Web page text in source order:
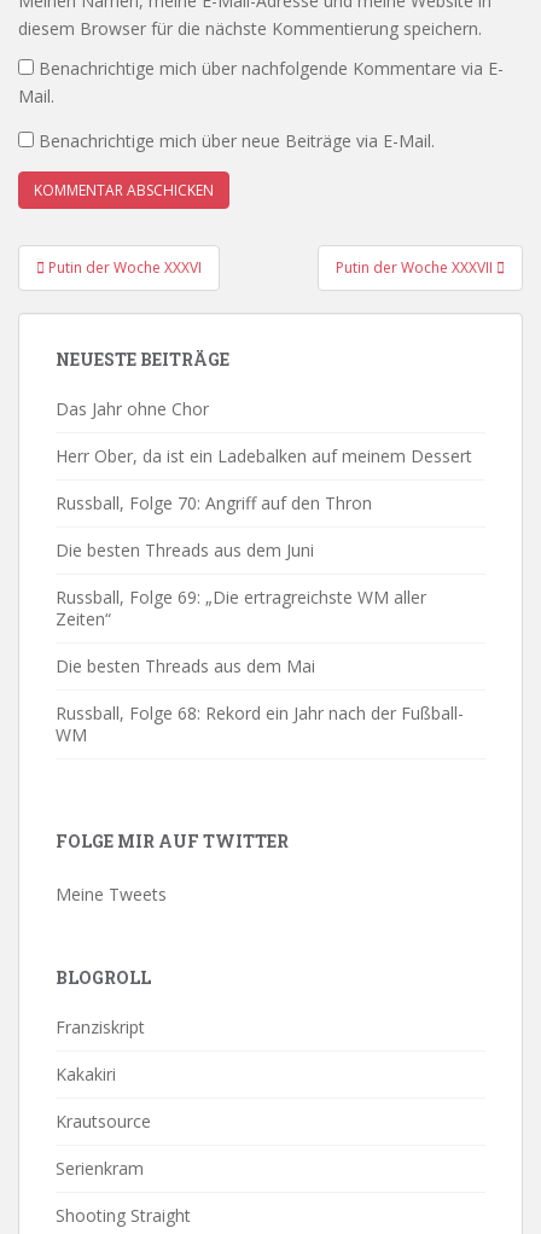
diesem Browser für die nächste Kommentierung speichern.
Benachrichtige mich über nachfolgende Kommentare via E-
Mail.
Benachrichtige mich über neue Beiträge via E-Mail.
Beitrags-
Navigation
Putin der Woche XXXVI Putin der Woche XXXVII
NEUESTE BEITRÄGE
Das Jahr ohne Chor
Herr Ober, da ist ein Ladebalken auf meinem Dessert
Russball, Folge 70: Angriff auf den Thron
Die besten Threads aus dem Juni
Russball, Folge 69: „Die ertragreichste WM aller
Zeiten“
Die besten Threads aus dem Mai
Russball, Folge 68: Rekord ein Jahr nach der Fußball-
WM
FOLGE MIR AUF TWITTER
Meine Tweets
BLOGROLL
Franziskript
Kakakiri
Krautsource
Serienkram
Shooting Straight